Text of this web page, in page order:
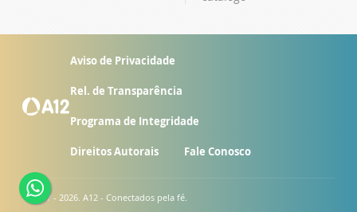
Aviso de Privacidade
Rel. de Transparência
Programa de Integridade
Direitos Autorais Fale Conosco
© 2007 - 2026. A12 - Conectados pela fé.